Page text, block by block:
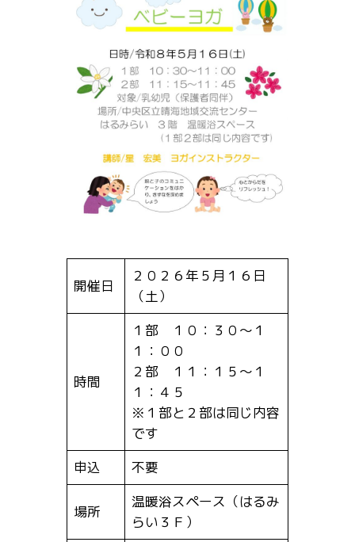
開催日
２０２６年５月１６日
（土）
時間
１部 １０：３０～１
１：００
２部 １１：１５～１
１：４５
※１部と２部は同じ内容
です
申込
不要
場所
温暖浴スペース（はるみ
らい３Ｆ）